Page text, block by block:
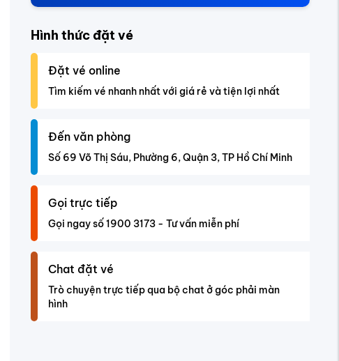
Hình thức đặt vé
Đặt vé online
Tìm kiếm vé nhanh nhất với giá rẻ và tiện lợi nhất
Đến văn phòng
Số 69 Võ Thị Sáu, Phường 6, Quận 3, TP Hồ Chí Minh
Gọi trực tiếp
Gọi ngay số 1900 3173 - Tư vấn miễn phí
Chat đặt vé
Trò chuyện trực tiếp qua bộ chat ở góc phải màn
hình